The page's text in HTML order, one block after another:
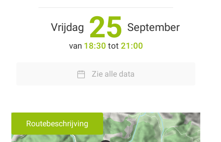
Vrijdag 25 September
van 18:30 tot 21:00
Zie alle data
Routebeschrijving